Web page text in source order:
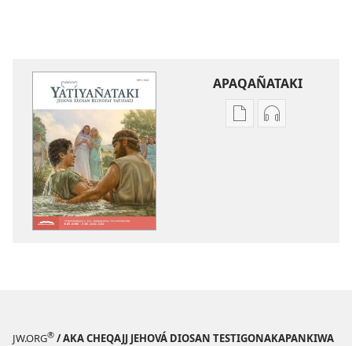
APAQAÑATAKI
Aka
Aka
JW.ORG® / AKA CHEQAJJ JEHOVÁ DIOSAN TESTIGONAKAPANKIWA